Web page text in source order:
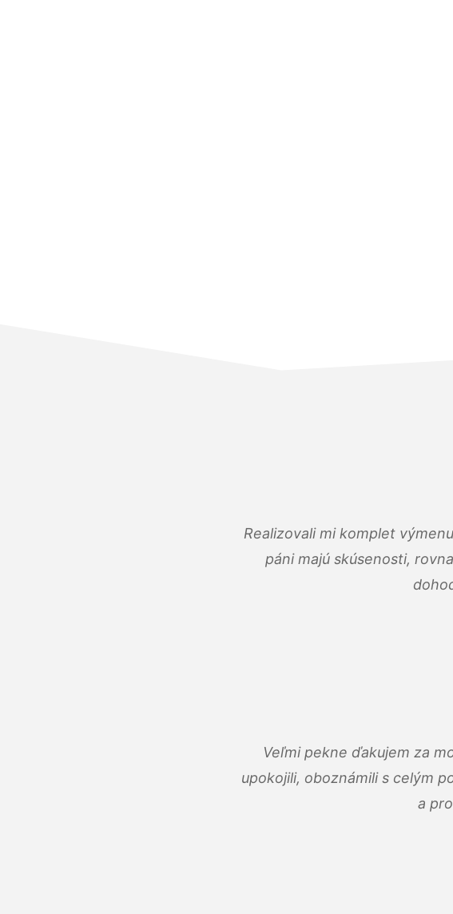
Realizovali mi komplet
páni majú skúsenosti,
Veľmi pekne ďakujem za
upokojili, oboznámili s celým
a